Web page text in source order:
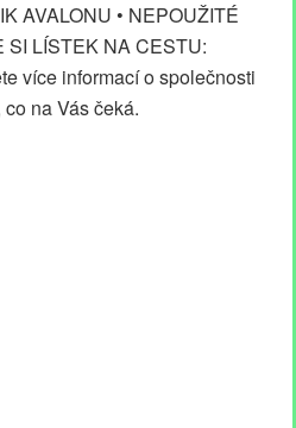
AVALONU • NEPOUŽITÉ
SI LÍSTEK NA CESTU:
více informací o společnosti
na Vás čeká.